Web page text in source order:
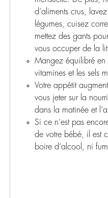
d’aliments crus,
légumes, cuisez
mettez des gants
vous occuper de la
Mangez équilibré en
vitamines et les sels
Votre appétit
vous jeter sur la
dans la matinée et
Si ce n’est pas
de votre bébé, il est
boire d’alcool, ni